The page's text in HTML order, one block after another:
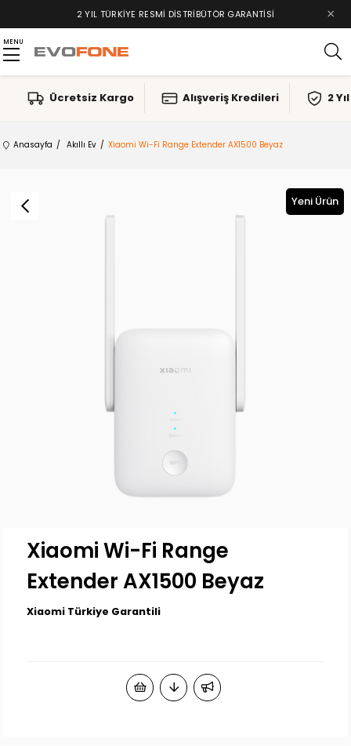
2 YIL TÜRKIYE RESMI DISTRIBÜTÖR GARANTISI ×
MENU
Ücretsiz Kargo Alışveriş Kredileri 2
Anasayfa Akıllı Ev Xiaomi Wi-Fi Range Extender AX1500 Beyaz
Yeni Ürün
Xiaomi Wi-Fi Range
Extender AX1500 Beyaz
Xiaomi Türkiye Garantili